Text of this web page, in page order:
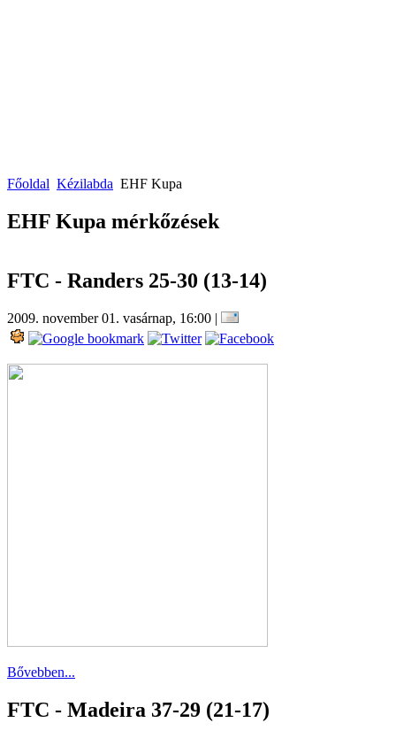
Főoldal Kézilabda EHF Kupa
EHF Kupa mérkőzések
FTC - Randers 25-30 (13-14)
2009. november 01. vasárnap, 16:00 |
Bővebben...
FTC - Madeira 37-29 (21-17)